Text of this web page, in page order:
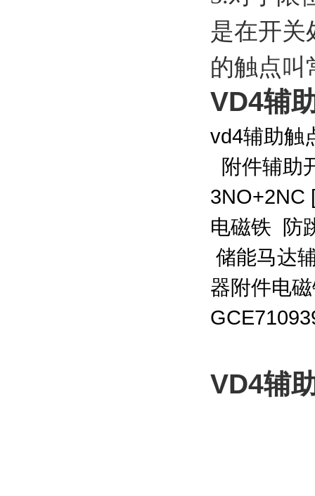
是在开关
的触点叫
VD4辅
vd4辅助触
附件辅助
3NO+2NC
电磁铁 防
储能马达
器附件电
VD4辅